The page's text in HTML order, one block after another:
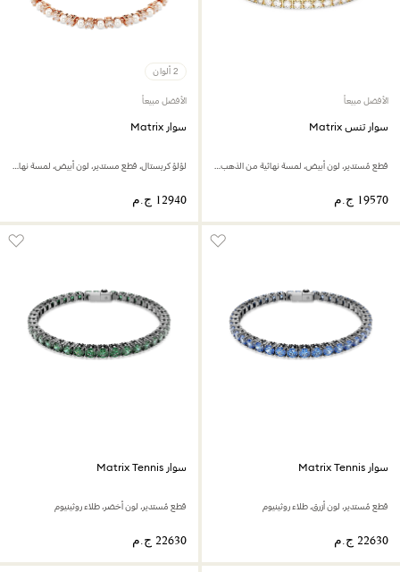
الأفضل مبيعاً
سوار تنس Matrix
قطع مُستدير، لون أبيض، لمسة نهائية من الذهب عيار 18 قيراط
2 ألوان
الأفضل مبيعاً
سوار Matrix
لؤلؤ كريستال، قطع مستدير، لون أبيض، لمسة نهائية من الذهب الوردي عيار 18 قيراط
سوار Matrix Tennis
قطع مُستدير، لون أزرق، طلاء روثينيوم
سوار Matrix Tennis
قطع مُستدير، لون أخضر، طلاء روثينيوم